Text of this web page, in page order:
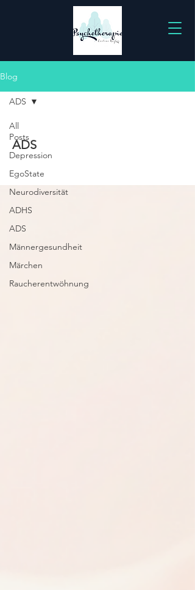
Blog
All
Posts
Depression
EgoState
Neurodiversität
ADHS
ADS
Männergesundheit
Märchen
Raucherentwöhnung
ADS
ADS